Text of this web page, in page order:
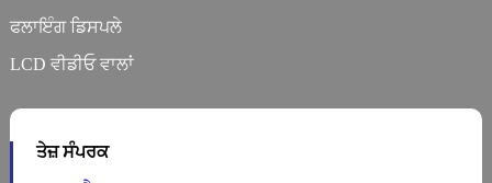
ਫਲਾਇੰਗ ਡਿਸਪਲੇ
LCD ਵੀਡੀਓ ਵਾਲਾਂ
ਤੇਜ਼ ਸੰਪਰਕ